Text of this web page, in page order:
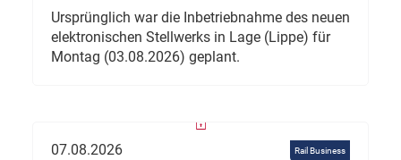
Ursprünglich war die Inbetriebnahme des neuen
elektronischen Stellwerks in Lage (Lippe) für
Montag (03.08.2026) geplant.
Rail Business
07.08.2026